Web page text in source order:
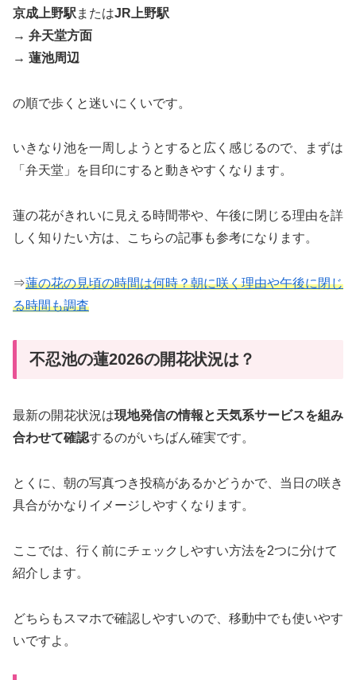
京成上野駅 またはJR上野駅
→ 弁天堂方面
→ 蓮池周辺
の順で歩くと迷いにくいです。
いきなり池を一周しようとすると広く感じるので、まずは
「弁天堂」を目印にすると動きやすくなります。
蓮の花がきれいに見える時間帯や、午後に閉じる理由を詳
しく知りたい方は、こちらの記事も参考になります。
⇒蓮の花の見頃の時間は何時？朝に咲く理由や午後に閉じ
る時間も調査
不忍池の蓮2026の開花状況は？
最新の開花状況は現地発信の情報と天気系サービスを組み
合わせて確認するのがいちばん確実です。
とくに、朝の写真つき投稿があるかどうかで、当日の咲き
具合がかなりイメージしやすくなります。
ここでは、行く前にチェックしやすい方法を2つに分けて
紹介します。
どちらもスマホで確認しやすいので、移動中でも使いやす
いですよ。